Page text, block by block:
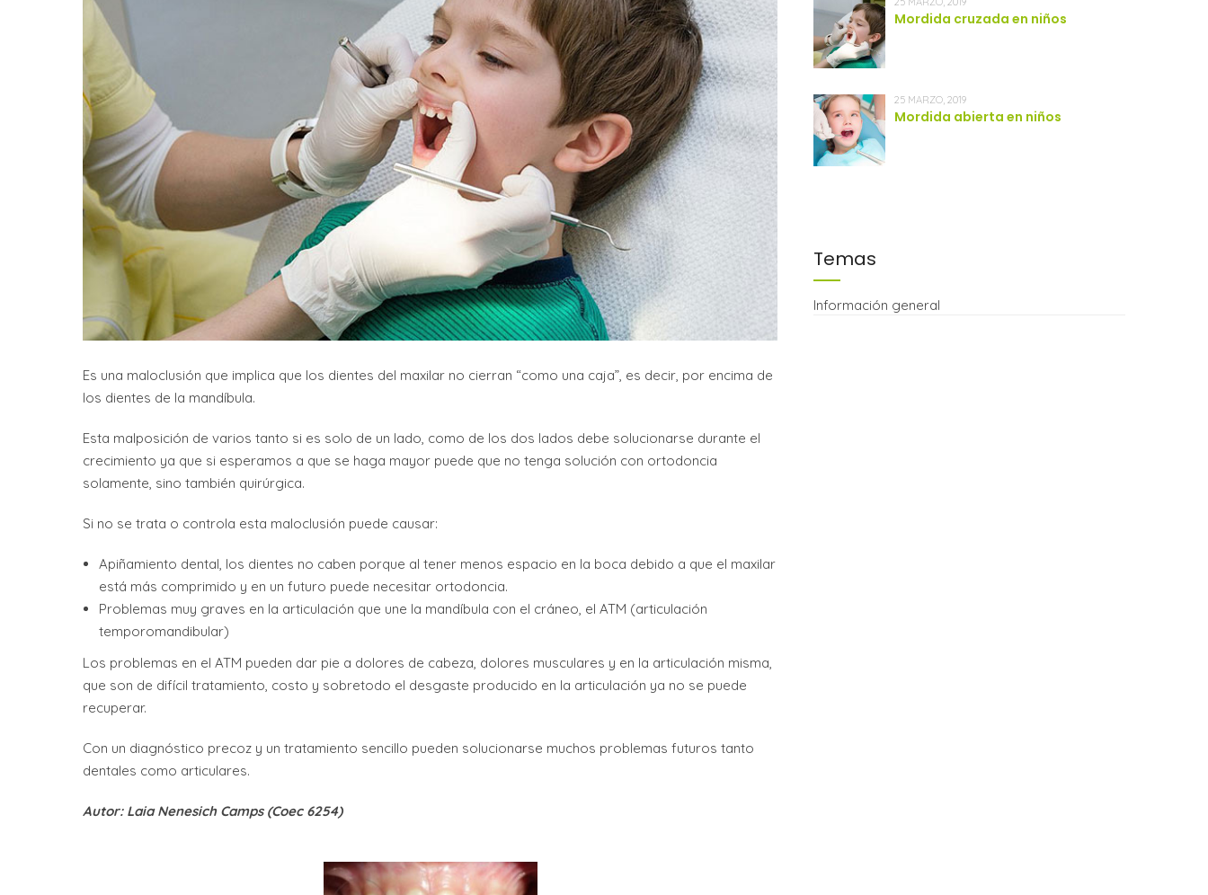
Es una maloclusión que implica que los dientes del maxilar no cierran “como una caja”, es decir, por encima de
los dientes de la mandíbula.
Esta malposición de varios tanto si es solo de un lado, como de los dos lados debe solucionarse durante el
crecimiento ya que si esperamos a que se haga mayor puede que no tenga solución con ortodoncia
solamente, sino también quirúrgica.
Si no se trata o controla esta maloclusión puede causar:
Apiñamiento dental, los dientes no caben porque al tener menos espacio en la boca debido a que el maxilar
está más comprimido y en un futuro puede necesitar ortodoncia.
Problemas muy graves en la articulación que une la mandíbula con el cráneo, el ATM (articulación
temporomandibular)
Los problemas en el ATM pueden dar pie a dolores de cabeza, dolores musculares y en la articulación misma,
que son de difícil tratamiento, costo y sobretodo el desgaste producido en la articulación ya no se puede
recuperar.
Con un diagnóstico precoz y un tratamiento sencillo pueden solucionarse muchos problemas futuros tanto
dentales como articulares.
Autor: Laia Nenesich Camps (Coec 6254)
Mordida cruzada en niños
25 MARZO, 2019
Mordida abierta en niños
Temas
Información general